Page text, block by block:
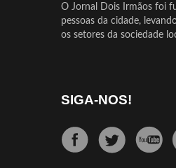
O Jornal Dois Irmãos foi
pessoas da cidade,
os setores da sociedade
SIGA-NOS!